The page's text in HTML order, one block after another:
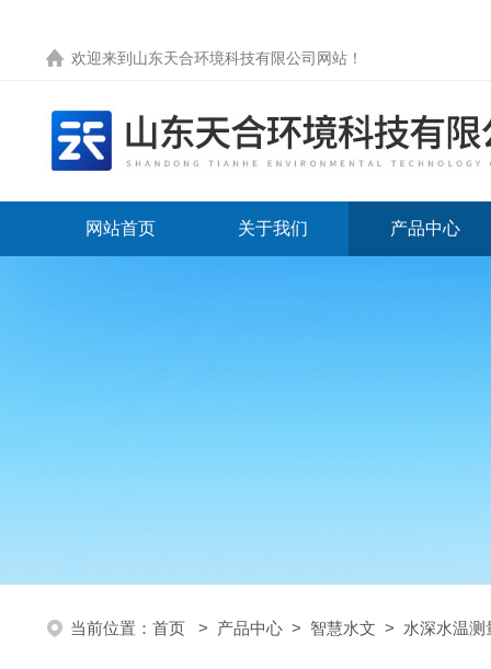
欢迎来到 山东天合环境科技有限公司网站 ！
网站首页 关于我们 产品中心
当前位置： 首页 > 产品中心 > 智慧水文 > 水深水温测